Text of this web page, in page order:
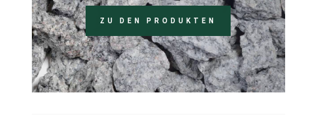
ZU DEN PRODUKTEN